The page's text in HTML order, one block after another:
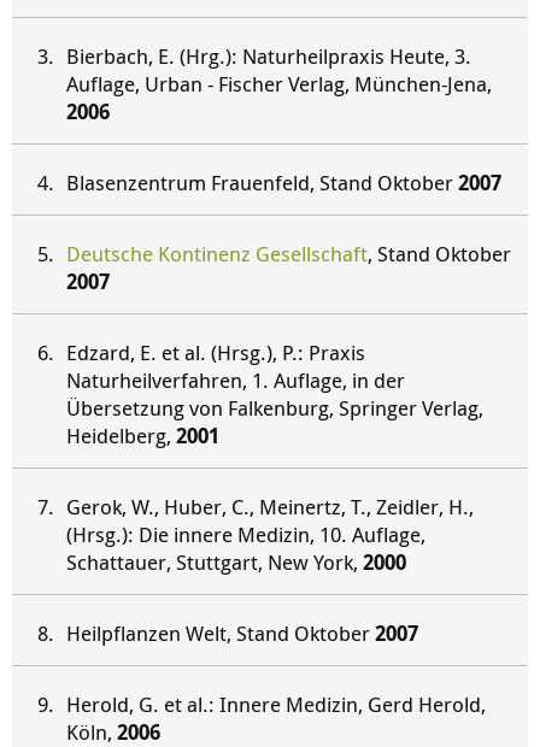
Bierbach, E. (Hrg.): Naturheilpraxis Heute, 3.
Auflage, Urban - Fischer Verlag, München-Jena,
2006
Blasenzentrum Frauenfeld, Stand Oktober2007
Deutsche Kontinenz Gesellschaft, Stand Oktober
2007
Edzard, E. et al. (Hrsg.), P.: Praxis
Naturheilverfahren, 1. Auflage, in der
Übersetzung von Falkenburg, Springer Verlag,
Heidelberg, 2001
Gerok, W., Huber, C., Meinertz, T., Zeidler, H.,
(Hrsg.): Die innere Medizin, 10. Auflage,
Schattauer, Stuttgart, New York, 2000
Heilpflanzen Welt, Stand Oktober2007
Herold, G. et al.: Innere Medizin, Gerd Herold,
Köln, 2006